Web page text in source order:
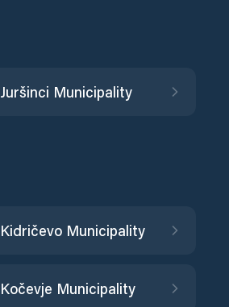
Juršinci Municipality
Kidričevo Municipality
Kočevje Municipality